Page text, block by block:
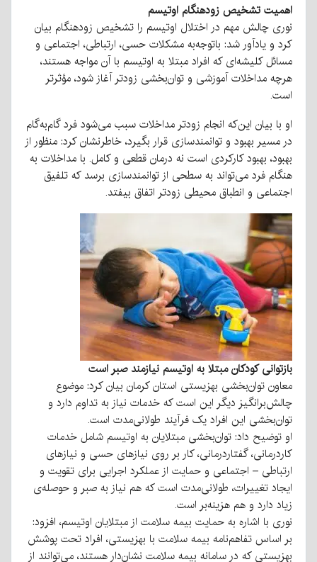
اهمیت تشخیص زودهنگام اوتیسم
نوری چالش مهم در اختلال اوتیسم را تشخیص زودهنگام بیان
کرد و یادآور شد: باتوجه‌به مشکلات حسی، ارتباطی، اجتماعی و
مسائل کلیشه‌ای که افراد مبتلا به اوتیسم با آن مواجه هستند،
هرچه مداخلات آموزشی و توان‌بخشی زودتر آغاز شود، مؤثرتر
است.
او با بیان این‌که انجام زودتر مداخلات سبب می‌شود فرد گام‌به‌گام
در مسیر بهبود و توانمندسازی قرار بگیرد، خاطرنشان کرد: منظور از
بهبود، بهبود کارکردی است نه درمان قطعی و کامل. با مداخلات به
هنگام فرد می‌تواند به سطحی از توانمندسازی برسد که تلفیق
اجتماعی و انطباق محیطی زودتر اتفاق بیفتد.
بازتوانی کودکان مبتلا به اوتیسم نیازمند صبر است
معاون توان‌بخشی بهزیستی استان کرمان بیان کرد: موضوع
چالش‌برانگیز دیگر این است که خدمات نیاز به تداوم دارد و
توان‌بخشی این افراد یک فرآیند طولانی‌مدت است.
او توضیح داد: توان‌بخشی مبتلایان به اوتیسم شامل خدمات
کاردرمانی، گفتاردرمانی، کار بر روی نیازهای حسی و نیازهای
ارتباطی – اجتماعی و حمایت از عملکرد اجرایی برای تقویت و
ایجاد تغییرات، طولانی‌مدت است که هم نیاز به صبر و حوصله‌ی
زیاد دارد و هم هزینه‌بر است.
نوری با اشاره به حمایت بیمه سلامت از مبتلایان اوتیسم، افزود:
بر اساس تفاهم‌نامه بیمه سلامت با بهزیستی، افراد تحت پوشش
بهزیستی که در سامانه بیمه سلامت نشان‌دار هستند، می‌توانند از